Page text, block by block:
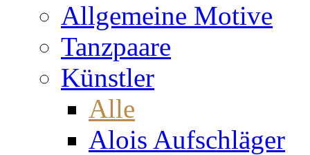
Allgemeine Motive
Tanzpaare
Künstler
Alle
Alois Aufschläger